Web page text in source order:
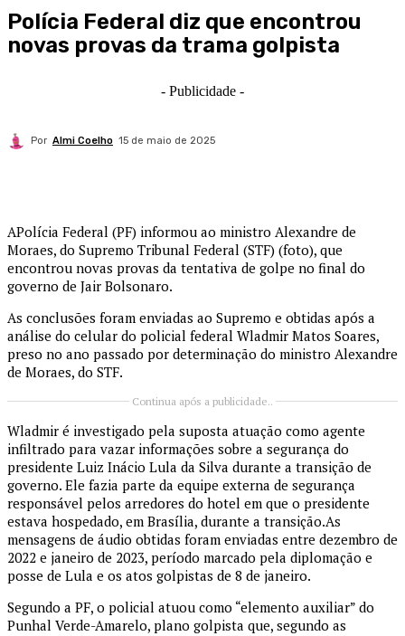
Polícia Federal diz que encontrou
novas provas da trama golpista
- Publicidade -
Por Almi Coelho 15 de maio de 2025
APolícia Federal (PF) informou ao ministro Alexandre de
Moraes, do Supremo Tribunal Federal (STF) (foto), que
encontrou novas provas da tentativa de golpe no final do
governo de Jair Bolsonaro.
As conclusões foram enviadas ao Supremo e obtidas após a
análise do celular do policial federal Wladmir Matos Soares,
preso no ano passado por determinação do ministro Alexandre
de Moraes, do STF.
Continua após a publicidade..
Wladmir é investigado pela suposta atuação como agente
infiltrado para vazar informações sobre a segurança do
presidente Luiz Inácio Lula da Silva durante a transição de
governo. Ele fazia parte da equipe externa de segurança
responsável pelos arredores do hotel em que o presidente
estava hospedado, em Brasília, durante a transição.As
mensagens de áudio obtidas foram enviadas entre dezembro de
2022 e janeiro de 2023, período marcado pela diplomação e
posse de Lula e os atos golpistas de 8 de janeiro.
Segundo a PF, o policial atuou como “elemento auxiliar” do
Punhal Verde-Amarelo, plano golpista que, segundo as